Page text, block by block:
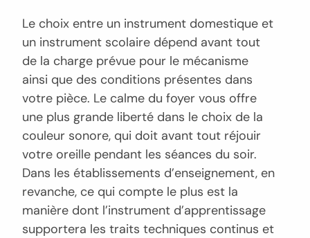
Le choix entre un instrument domestique et
un instrument scolaire dépend avant tout
de la charge prévue pour le mécanisme
ainsi que des conditions présentes dans
votre pièce. Le calme du foyer vous offre
une plus grande liberté dans le choix de la
couleur sonore, qui doit avant tout réjouir
votre oreille pendant les séances du soir.
Dans les établissements d’enseignement, en
revanche, ce qui compte le plus est la
manière dont l’instrument d’apprentissage
supportera les traits techniques continus et